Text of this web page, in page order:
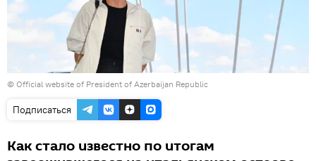
© Official website of President of Azerbaijan Republic
Подписаться
Как стало известно по итогам